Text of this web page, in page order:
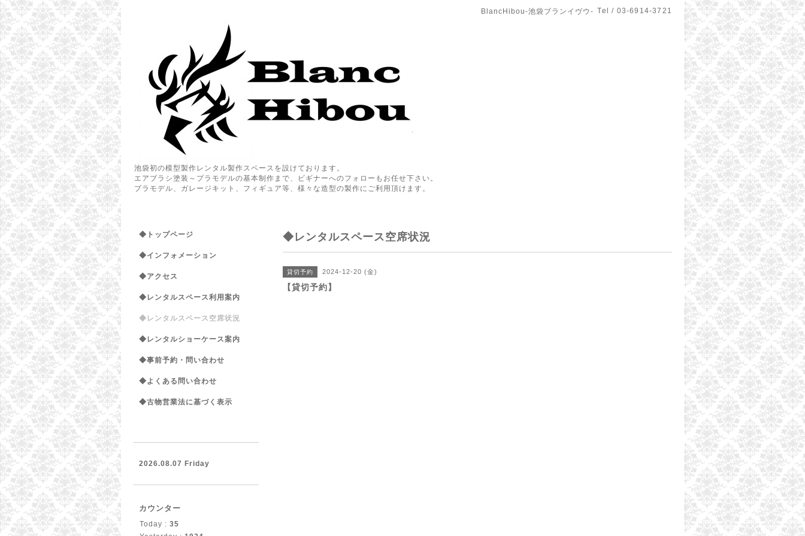
BlancHibou-池袋ブランイヴウ- Tel / 03-6914-3721
池袋初の模型製作レンタル製作スペースを設けております。
エアブラシ塗装～プラモデルの基本制作まで、ビギナーへのフォローもお任せ下さい。
プラモデル、ガレージキット、フィギュア等、様々な造型の製作にご利用頂けます。
◆レンタルスペース空席状況
貸切予約 2024-12-20 (金)
【貸切予約】
◆トップページ
◆インフォメーション
◆アクセス
◆レンタルスペース利用案内
◆レンタルスペース空席状況
◆レンタルショーケース案内
◆事前予約・問い合わせ
◆よくある問い合わせ
◆古物営業法に基づく表示
2026.08.07 Friday
カウンター
Today : 35